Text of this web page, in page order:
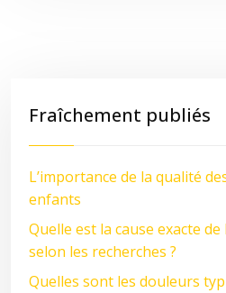
Fraîchement publiés
L’importance de la qualité
enfants
Quelle est la cause exacte
selon les recherches ?
Quelles sont les douleurs